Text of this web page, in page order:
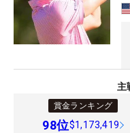
主
賞金ランキング
98位$1,173,419